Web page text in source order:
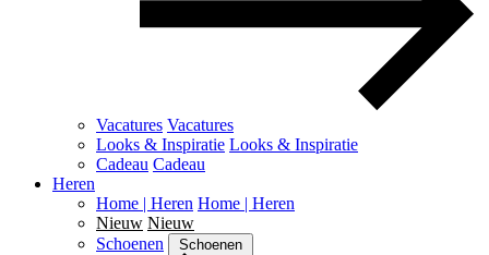
Vacatures Vacatures
Looks & Inspiratie Looks & Inspiratie
Cadeau Cadeau
Heren
Home | Heren Home | Heren
Nieuw Nieuw
Schoenen
Schoenen